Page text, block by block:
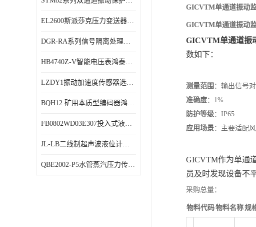
特殊用途变送器
EL2600斯派莎克压力变送器技术规格
DGR-RA系列信号隔离处理器鸿泰产品技术规格
HB4740Z-V智能电压表鸿泰产品外形美观大方
LZDY1振动加速度传感器选型资料
BQH12 矿用本质型编码器鸿泰产品实物展示
FB0802WD03E307投入式液位计鸿泰产品选型参数
JL-LB二线制超声波液位计鸿泰产品外形美观大方
QBE2002-P5水管蒸汽压力传感器西门子产品技术规格
GICVTM单通道振动
GICVTM单通道振动
GICVTM单通道振
数如下：
测量范围 ：输出信号
准确度‌：1%
防护等级‌：IP65
应用场景：主要适配
GICVTM作为单通
员及时发现设备不
采购总量：
物料代码物料名称规